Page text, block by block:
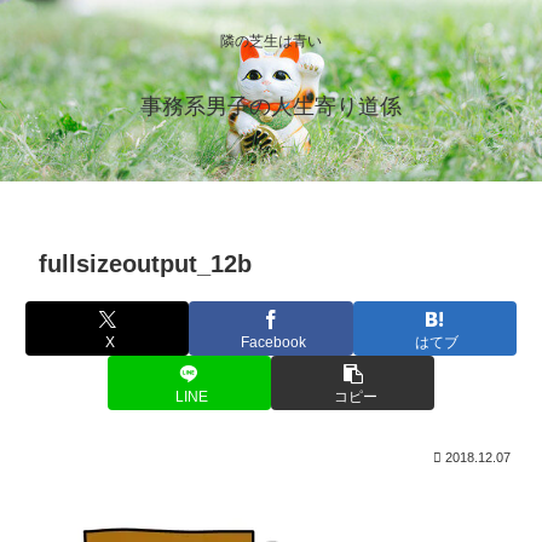
隣の芝生は青い
事務系男子の人生寄り道係
fullsizeoutput_12b
X Facebook はてブ
LINE コピー
2018.12.07